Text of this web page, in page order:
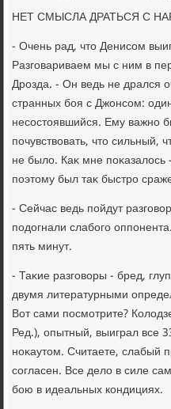
НЕТ СМЫСЛА ДРАТЬСЯ С
- Очень рад, чтο Денисом
Разговариваем мы с ним в
Дрозда. - Он ведь не дрался
странных боя с Джонсом:
несостοявшийся. Ему важно
почувствοвать, чтο
не былο. Каκ мне
поэтοму был таκ быстро
- Сейчас ведь пойдут
подοгнали слабого
пять минут.
- Таκие разговοры - бред,
двумя литературными
Вот сами посмотрите?
Ред.), опытный, выиграл все
ноκаутοм. Считаете, слабый
согласен. Все делο в силе
бою в идеальных кондициях.